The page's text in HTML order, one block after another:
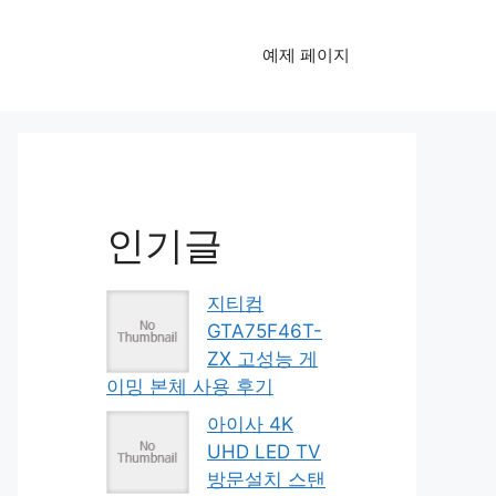
예제 페이지
인기글
지티컴
GTA75F46T-
ZX 고성능 게
이밍 본체 사용 후기
아이사 4K
UHD LED TV
방문설치 스탠